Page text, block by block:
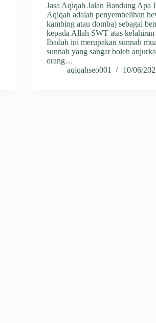
Jasa Aqiqah Jalan Bandung Apa
Aqiqah adalah penyembelihan
kambing atau domba) sebagai
kepada Allah SWT atas kelahiran
Ibadah ini merupakan sunnah
sunnah yang sangat boleh
orang…
aqiqahseo001
10/06/